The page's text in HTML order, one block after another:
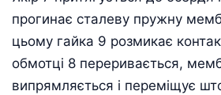
прогинає сталеву пружну
цьому гайка 9 розмикає
обмотці 8 переривається,
випрямляється і переміщує